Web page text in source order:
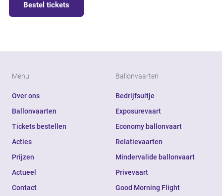
Bestel tickets
Menu
Over ons
Ballonvaarten
Tickets bestellen
Acties
Prijzen
Actueel
Contact
Ballonvaarten
Bedrijfsuitje
Exposurevaart
Economy ballonvaart
Relatievaarten
Mindervalide ballonvaart
Privevaart
Good Morning Flight